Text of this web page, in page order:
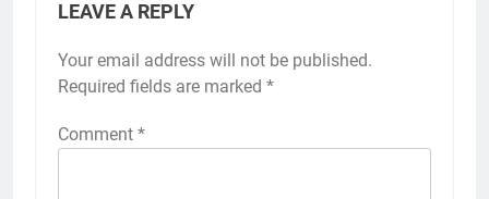
LEAVE A REPLY
Your email address will not be published.
Required fields are marked *
Comment *